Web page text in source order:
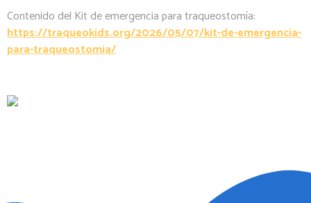
Contenido del Kit de emergencia para traqueostomía:
https://traqueokids.org/2026/05/07/kit-de-emergencia-
para-traqueostomia/